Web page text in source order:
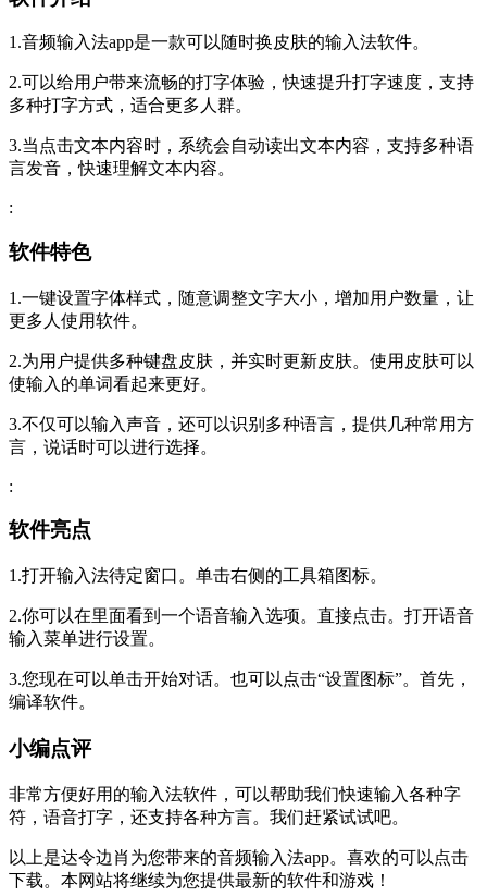
1.音频输入法app是一款可以随时换皮肤的输入法软件。
2.可以给用户带来流畅的打字体验，快速提升打字速度，支持
多种打字方式，适合更多人群。
3.当点击文本内容时，系统会自动读出文本内容，支持多种语
言发音，快速理解文本内容。
软件特色
1.一键设置字体样式，随意调整文字大小，增加用户数量，让
更多人使用软件。
2.为用户提供多种键盘皮肤，并实时更新皮肤。使用皮肤可以
使输入的单词看起来更好。
3.不仅可以输入声音，还可以识别多种语言，提供几种常用方
言，说话时可以进行选择。
软件亮点
1.打开输入法待定窗口。单击右侧的工具箱图标。
2.你可以在里面看到一个语音输入选项。直接点击。打开语音
输入菜单进行设置。
3.您现在可以单击开始对话。也可以点击“设置图标”。首先，
编译软件。
小编点评
非常方便好用的输入法软件，可以帮助我们快速输入各种字
符，语音打字，还支持各种方言。我们赶紧试试吧。
以上是达令边肖为您带来的音频输入法app。喜欢的可以点击
下载。本网站将继续为您提供最新的软件和游戏！